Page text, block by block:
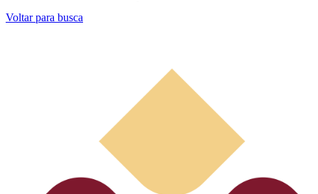
Voltar para busca